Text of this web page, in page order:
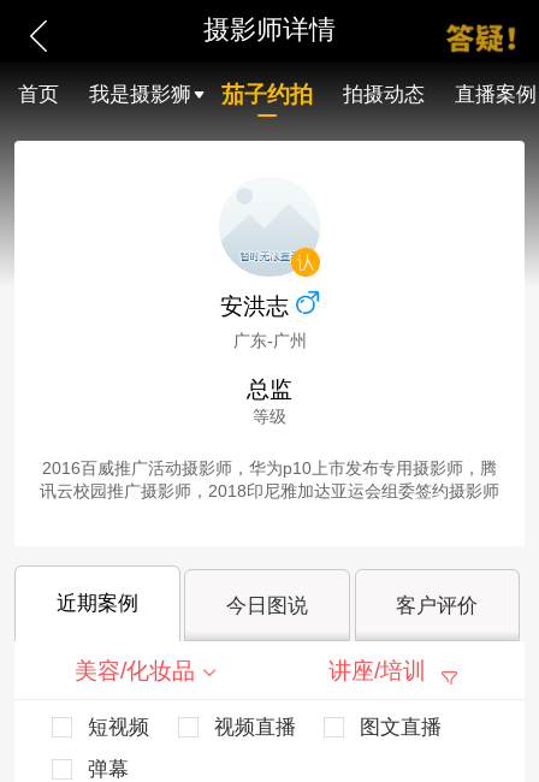
摄影师详情
首页 我是摄影狮 茄子约拍 拍摄动态 直播案例
安洪志
广东-广州
总监
等级
2016百威推广活动摄影师，华为p10上市发布专用摄影师，腾
讯云校园推广摄影师，2018印尼雅加达亚运会组委签约摄影师
近期案例 今日图说 客户评价
美容/化妆品 讲座/培训
短视频 视频直播
图文直播
弹幕